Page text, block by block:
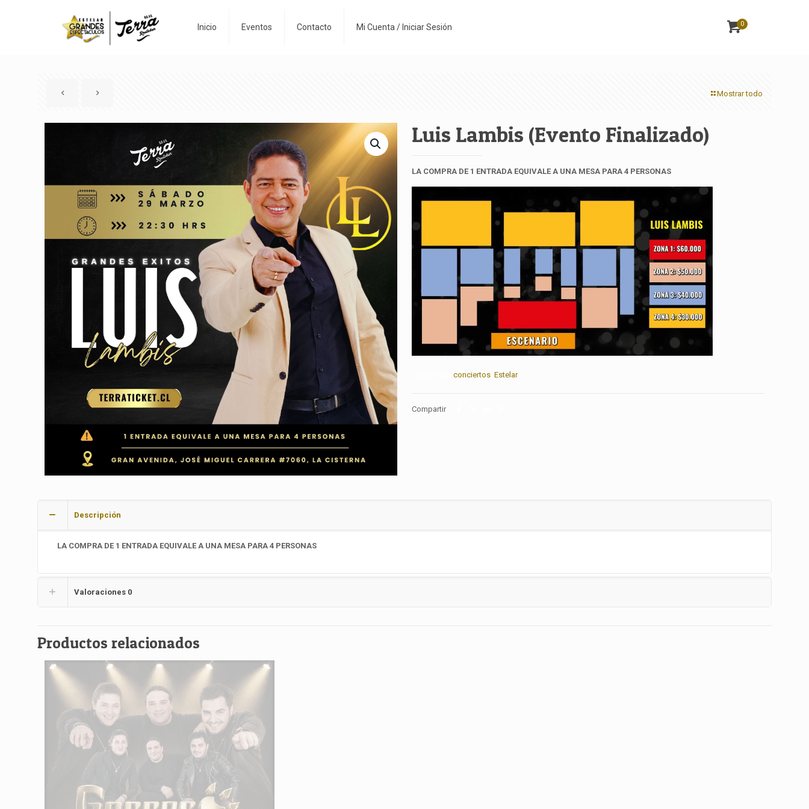
Inicio Eventos Contacto Mi Cuenta / Iniciar Sesión 0
Mostrar todo
Luis Lambis (Evento Finalizado)
LA COMPRA DE 1 ENTRADA EQUIVALE A UNA MESA PARA 4 PERSONAS
conciertos Estelar
Compartir
Descripción
LA COMPRA DE 1 ENTRADA EQUIVALE A UNA MESA PARA 4 PERSONAS
Valoraciones 0
Productos relacionados